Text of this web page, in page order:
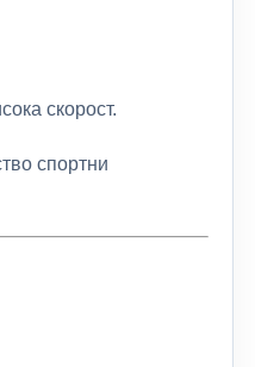
скорост.
спортни